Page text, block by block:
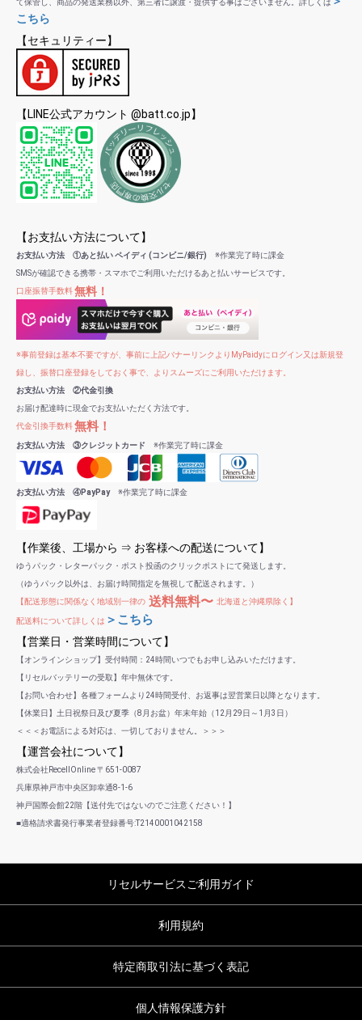
て保管し、商品の発送業務以外、第三者に譲渡・提供する事はございません。詳しくは
こちら
【セキュリティー】
【LINE公式アカウント @batt.co.jp】
【お支払い方法について】
お支払い方法 ①あと払い ペイディ (コンビニ/銀行) ※作業完了時に課金
SMSが確認できる携帯・スマホでご利用いただけるあと払いサービスです。
口座振替手数料無料！
※事前登録は基本不要ですが、事前に上記バナーリンクよりMyPaidyにログイン又は新規登
録し、振替口座登録をしておく事で、よりスムーズにご利用いただけます。
お支払い方法 ②代金引換
お届け配達時に現金でお支払いただく方法です。
代金引換手数料無料！
お支払い方法 ③クレジットカード ※作業完了時に課金
お支払い方法 ④PayPay※作業完了時に課金
【作業後、工場から ⇒ お客様への配送について】
ゆうパック・レターパック・ポスト投函のクリックポストにて発送します。
（ゆうパック以外は、お届け時間指定を無視して配送されます。）
【配送形態に関係なく地域別一律の 送料無料〜 北海道と沖縄県除く】
配送料について詳しくは ＞こちら
【営業日・営業時間について】
【オンラインショップ】受付時間：24時間いつでもお申し込みいただけます。
【リセルバッテリーの受取】年中無休です。
【お問い合わせ】各種フォームより24時間受付、お返事は翌営業日以降となります。
【休業日】土日祝祭日及び夏季（8月お盆）年末年始（12月29日～1月3日）
＜＜＜お電話による対応は、一切しておりません。＞＞＞
【運営会社について】
株式会社RecellOnline 〒651-0087
兵庫県神戸市中央区卸幸通8-1-6
神戸国際会館22階【送付先ではないのでご注意ください！】
■適格請求書発行事業者登録番号:T2140001042158
リセルサービスご利用ガイド
利用規約
特定商取引法に基づく表記
個人情報保護方針